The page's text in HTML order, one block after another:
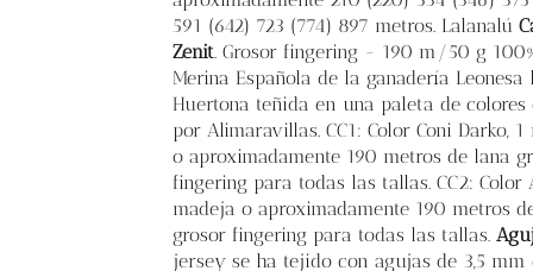
591 (642) 723 (774) 897 metros. Lalanalú
Zenit. Grosor fingering - 190 m/50 g
Merina Española de la ganadería Leonesa
Huertona teñida en una paleta de colores
por Alimaravillas. CC1: Color Coni Darko,
o aproximadamente 190 metros de lana
fingering para todas las tallas. CC2: Color
madeja o aproximadamente 190 metros
grosor fingering para todas las tallas.
jersey se ha tejido con agujas de 3,5 mm